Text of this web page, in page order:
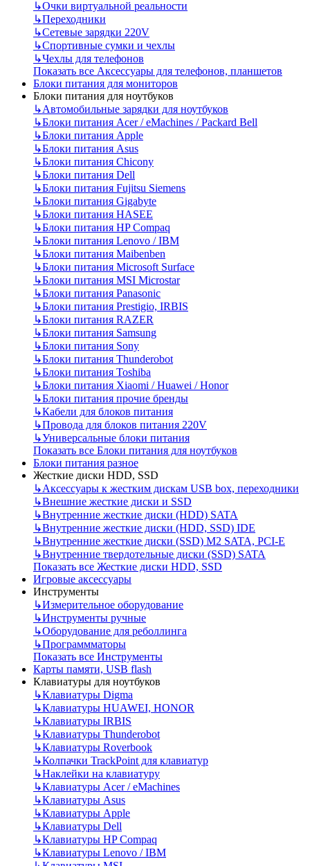
↳Очки виртуальной реальности
↳Переходники
↳Сетевые зарядки 220V
↳Спортивные сумки и чехлы
↳Чехлы для телефонов
Показать все Аксессуары для телефонов, планшетов
Блоки питания для мониторов
Блоки питания для ноутбуков
↳Автомобильные зарядки для ноутбуков
↳Блоки питания Acer / eMachines / Packard Bell
↳Блоки питания Apple
↳Блоки питания Asus
↳Блоки питания Chicony
↳Блоки питания Dell
↳Блоки питания Fujitsu Siemens
↳Блоки питания Gigabyte
↳Блоки питания HASEE
↳Блоки питания HP Compaq
↳Блоки питания Lenovo / IBM
↳Блоки питания Maibenben
↳Блоки питания Microsoft Surface
↳Блоки питания MSI Microstar
↳Блоки питания Panasonic
↳Блоки питания Prestigio, IRBIS
↳Блоки питания RAZER
↳Блоки питания Samsung
↳Блоки питания Sony
↳Блоки питания Thunderobot
↳Блоки питания Toshiba
↳Блоки питания Xiaomi / Huawei / Honor
↳Блоки питания прочие бренды
↳Кабели для блоков питания
↳Провода для блоков питания 220V
↳Универсальные блоки питания
Показать все Блоки питания для ноутбуков
Блоки питания разное
Жесткие диски HDD, SSD
↳Аксессуары к жестким дискам USB box, переходники
↳Внешние жесткие диски и SSD
↳Внутренние жесткие диски (HDD) SATA
↳Внутренние жесткие диски (HDD, SSD) IDE
↳Внутренние жесткие диски (SSD) M2 SATA, PCI-E
↳Внутренние твердотельные диски (SSD) SATA
Показать все Жесткие диски HDD, SSD
Игровые аксессуары
Инструменты
↳Измерительное оборудование
↳Инструменты ручные
↳Оборудование для реболлинга
↳Программматоры
Показать все Инструменты
Карты памяти, USB flash
Клавиатуры для ноутбуков
↳Клавиатуры Digma
↳Клавиатуры HUAWEI, HONOR
↳Клавиатуры IRBIS
↳Клавиатуры Thunderobot
↳Клавиатуры Roverbook
↳Колпачки TrackPoint для клавиатур
↳Наклейки на клавиатуру
↳Клавиатуры Acer / eMachines
↳Клавиатуры Asus
↳Клавиатуры Apple
↳Клавиатуры Dell
↳Клавиатуры HP Compaq
↳Клавиатуры Lenovo / IBM